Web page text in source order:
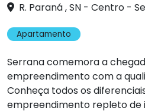
R. Paraná , SN - Centro -
Apartamento
Serrana comemora a
empreendimento com a
Conheça todos os
empreendimento repleto de